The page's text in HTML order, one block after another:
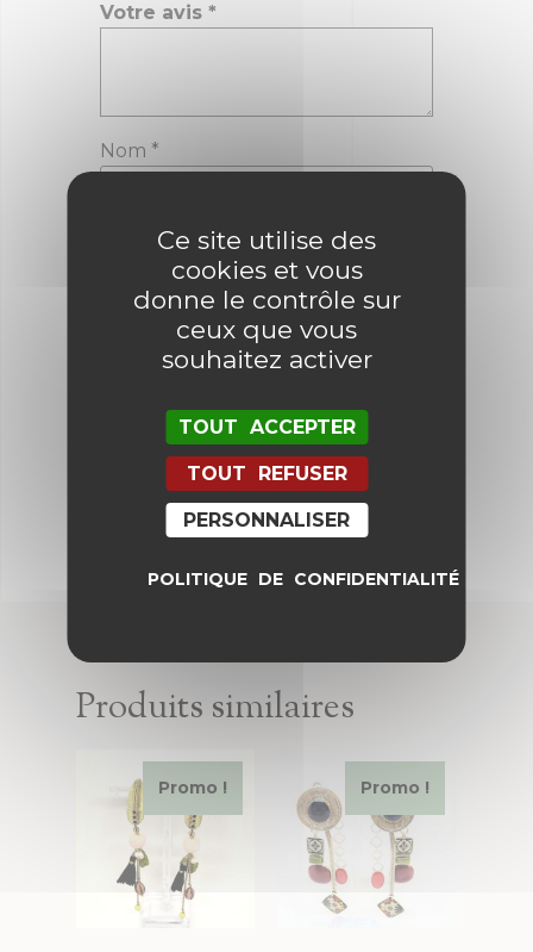
Votre avis *
Nom *
E-mail*
Enregistrer mon nom, mon e-mail
et mon site dans le navigateur
Produits similaires
Promo ! Promo !
Ce site utilise des
cookies et vous
donne le contrôle sur
ceux que vous
souhaitez activer
TOUT ACCEPTER
TOUT REFUSER
PERSONNALISER
POLITIQUE DE CONFIDENTIALITÉ